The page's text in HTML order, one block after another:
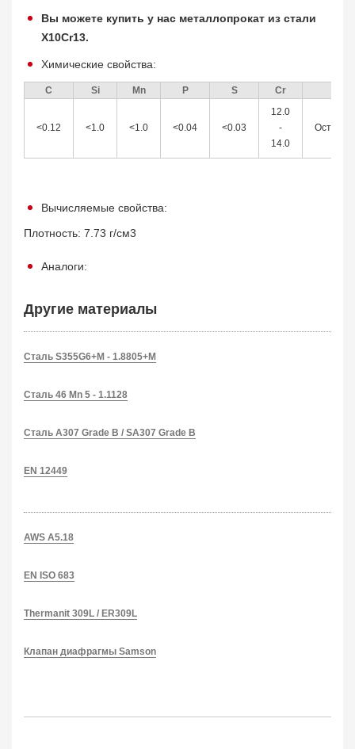
Вы можете купить у нас металлопрокат из стали
X10Cr13.
Химические свойства:
C Si Mn P S Cr
<0.12 <1.0 <1.0 <0.04 <0.03
12.0
-
14.0
Вычисляемые свойства:
Плотность: 7.73 г/см3
Аналоги:
Другие материалы
Сталь S355G6+M - 1.8805+M
Сталь 46 Mn 5 - 1.1128
Сталь A307 Grade B / SA307 Grade B
EN 12449
AWS A5.18
EN ISO 683
Thermanit 309L / ER309L
Клапан диафрагмы Samson